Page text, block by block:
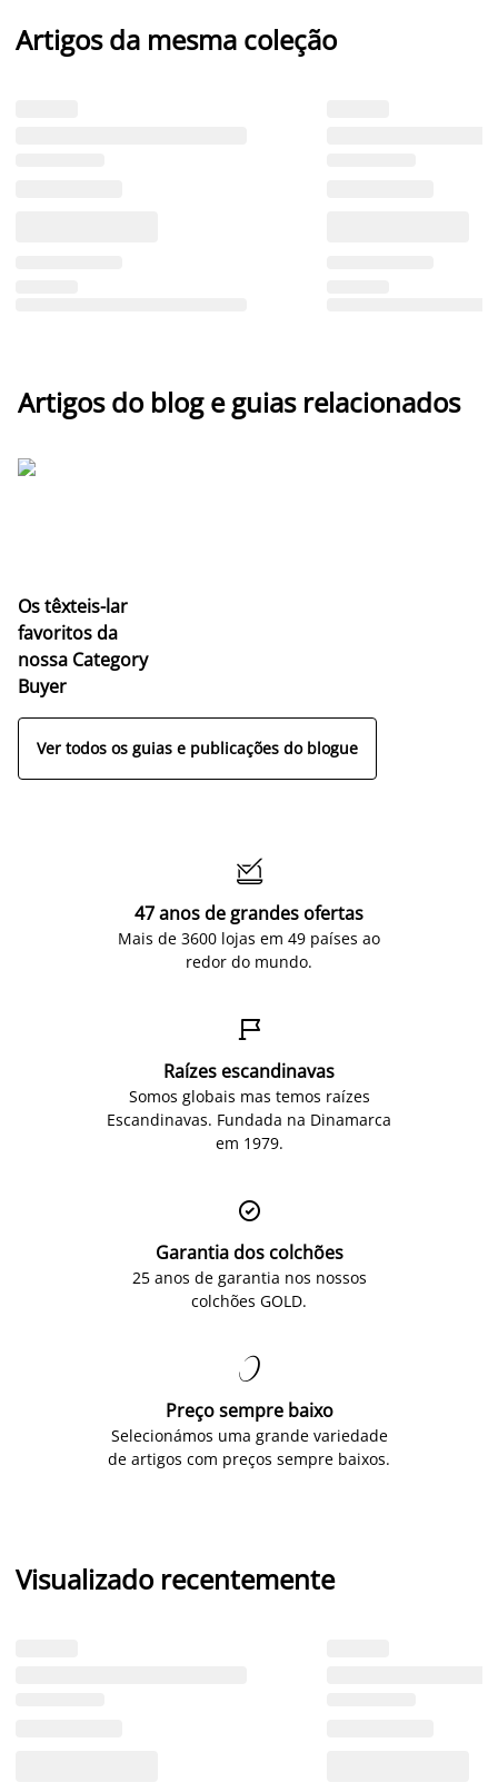
Artigos da mesma coleção
Artigos do blog e guias relacionados
Os têxteis-lar
favoritos da
nossa Category
Buyer
Ver todos os guias e publicações do blogue

47 anos de grandes ofertas
Mais de 3600 lojas em 49 países ao
redor do mundo.

Raízes escandinavas
Somos globais mas temos raízes
Escandinavas. Fundada na Dinamarca
em 1979.

Garantia dos colchões
25 anos de garantia nos nossos
colchões GOLD.

Preço sempre baixo
Selecionámos uma grande variedade
de artigos com preços sempre baixos.
Visualizado recentemente